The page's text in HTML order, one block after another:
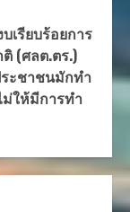
เรียบร้อยการ
(ศลต.ตร.)
ะชาชนมักทำ
ม่ให้มีการทำ